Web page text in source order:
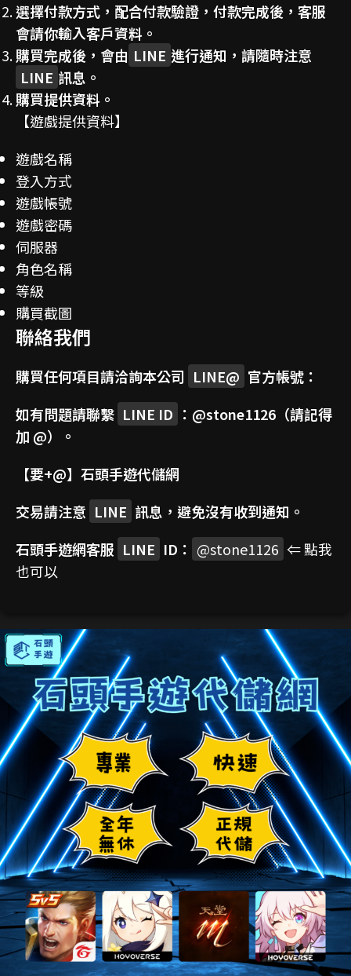
選擇付款方式，配合付款驗證，付款完成後，客服
會請你輸入客戶資料。
購買完成後，會由 LINE 進行通知，請隨時注意
LINE 訊息。
購買提供資料。
【遊戲提供資料】
遊戲名稱
登入方式
遊戲帳號
遊戲密碼
伺服器
角色名稱
等級
購買截圖
聯絡我們
購買任何項目請洽詢本公司 LINE@ 官方帳號：
如有問題請聯繫 LINE ID ： @stone1126 （請記得
加 @）。
【要+@】 石頭手遊代儲網
交易請注意 LINE 訊息，避免沒有收到通知。
石頭手遊網客服 LINE ID： @stone1126 ⇐ 點我
也可以